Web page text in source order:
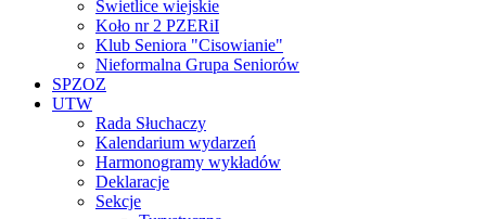
Świetlice wiejskie
Koło nr 2 PZERiI
Klub Seniora "Cisowianie"
Nieformalna Grupa Seniorów
SPZOZ
UTW
Rada Słuchaczy
Kalendarium wydarzeń
Harmonogramy wykładów
Deklaracje
Sekcje